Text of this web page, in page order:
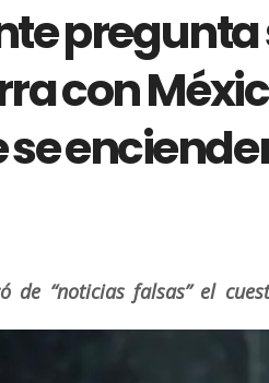
pregunta
con
de “noticias falsas” el